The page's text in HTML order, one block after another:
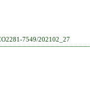
7549/202102_27